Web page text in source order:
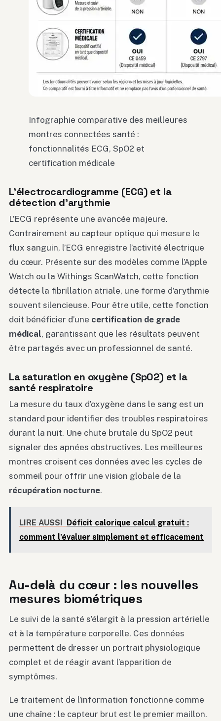
Infographie comparative des meilleures
montres connectées santé :
fonctionnalités ECG, SpO2 et
certification médicale
L’électrocardiogramme (ECG) et la
détection d’arythmie
L’ECG représente une avancée majeure.
Contrairement au capteur optique qui mesure le
flux sanguin, l’ECG enregistre l’activité électrique
du cœur. Présente sur des modèles comme l’Apple
Watch ou la Withings ScanWatch, cette fonction
détecte la fibrillation atriale, une forme d’arythmie
souvent silencieuse. Pour être utile, cette fonction
doit bénéficier d’une certification de grade
médical, garantissant que les résultats peuvent
être partagés avec un professionnel de santé.
La saturation en oxygène (SpO2) et la
santé respiratoire
La mesure du taux d’oxygène dans le sang est un
standard pour identifier des troubles respiratoires
durant la nuit. Une chute brutale du SpO2 peut
signaler des apnées obstructives. Les meilleures
montres croisent ces données avec les cycles de
sommeil pour offrir une vision globale de la
récupération nocturne.
LIRE AUSSI Déficit calorique calcul gratuit :
comment l’évaluer simplement et efficacement
Au-delà du cœur : les nouvelles
mesures biométriques
Le suivi de la santé s’élargit à la pression artérielle
et à la température corporelle. Ces données
permettent de dresser un portrait physiologique
complet et de réagir avant l’apparition de
symptômes.
Le traitement de l’information fonctionne comme
une chaîne : le capteur brut est le premier maillon.